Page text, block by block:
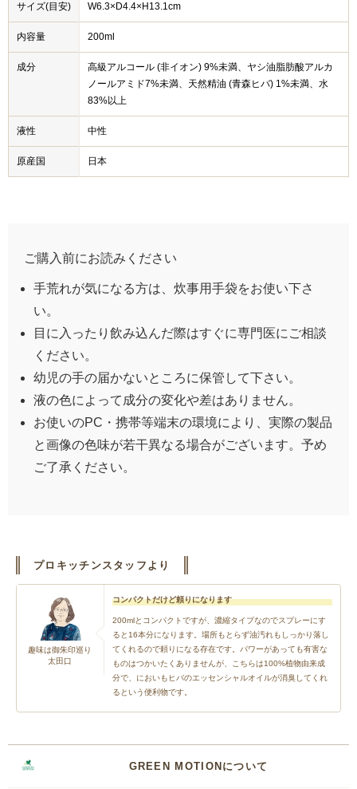
サイズ(目安) W6.3×D4.4×H13.1cm
内容量 200ml
成分
高級アルコール (非イオン) 9%未満、ヤシ油脂肪酸アルカ
ノールアミド7%未満、天然精油 (青森ヒバ) 1%未満、水
83%以上
液性 中性
原産国 日本
ご購入前にお読みください
手荒れが気になる方は、炊事用手袋をお使い下さ
い。
目に入ったり飲み込んだ際はすぐに専門医にご相談
ください。
幼児の手の届かないところに保管して下さい。
液の色によって成分の変化や差はありません。
お使いのPC・携帯等端末の環境により、実際の製品
と画像の色味が若干異なる場合がございます。予め
ご了承ください。
プロキッチンスタッフより
趣味は御朱印巡り
太田口
コンパクトだけど頼りになります
200mlとコンパクトですが、濃縮タイプなのでスプレーにす
ると16本分になります。場所もとらず油汚れもしっかり落し
てくれるので頼りになる存在です。パワーがあっても有害な
ものはつかいたくありませんが、こちらは100%植物由来成
分で、においもヒバのエッセンシャルオイルが消臭してくれ
るという便利物です。
GREEN MOTIONについて